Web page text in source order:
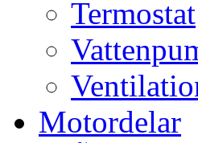
Termostat
Motordelar